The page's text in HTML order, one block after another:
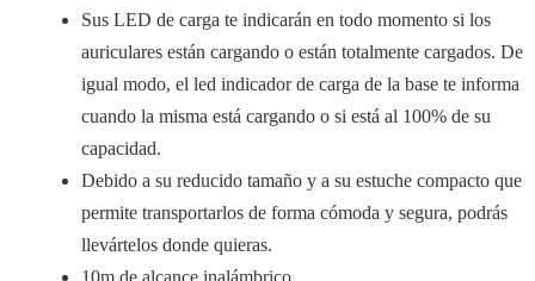
Sus LED de carga te indicarán en todo momento si los
auriculares están cargando o están totalmente cargados. De
igual modo, el led indicador de carga de la base te informa
cuando la misma está cargando o si está al 100% de su
capacidad.
Debido a su reducido tamaño y a su estuche compacto que
permite transportarlos de forma cómoda y segura, podrás
llevártelos donde quieras.